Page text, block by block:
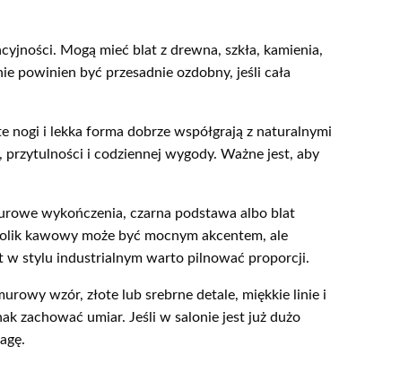
Mogą mieć blat z drewna, szkła, kamienia,
powinien być przesadnie ozdobny, jeśli cała
nogi i lekka forma dobrze współgrają z naturalnymi
i codziennej wygody. Ważne jest, aby
wykończenia, czarna podstawa albo blat
kawowy może być mocnym akcentem, ale
w stylu industrialnym warto pilnować proporcji.
wzór, złote lub srebrne detale, miękkie linie i
zachować umiar. Jeśli w salonie jest już dużo